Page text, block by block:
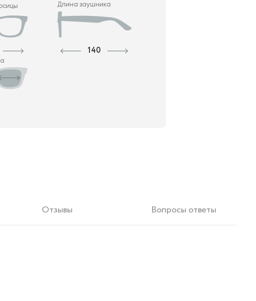
Длина заушника
140
Отзывы Вопросы ответы